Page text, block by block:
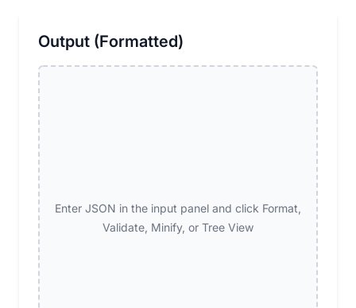
Output (Formatted)
Enter JSON in the input panel and click Format,
Validate, Minify, or Tree View